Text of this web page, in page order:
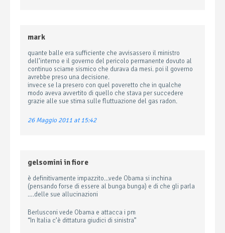
mark
quante balle era sufficiente che avvisassero il ministro
dell’interno e il governo del pericolo permanente dovuto al
continuo sciame sismico che durava da mesi. poi il governo
avrebbe preso una decisione.
invece se la presero con quel poveretto che in qualche
modo aveva avvertito di quello che stava per succedere
grazie alle sue stima sulle fluttuazione del gas radon.
26 Maggio 2011 at 15:42
gelsomini in fiore
è definitivamente impazzito…vede Obama si inchina
(pensando forse di essere al bunga bunga) e di che gli parla
….delle sue allucinazioni
Berlusconi vede Obama e attacca i pm
“In Italia c’è dittatura giudici di sinistra”